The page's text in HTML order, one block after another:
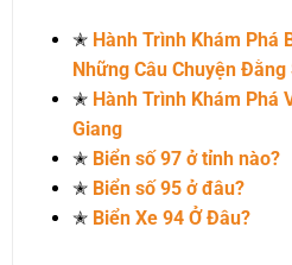
✭ Hành Trình Khám Phá
Những Câu Chuyện Đằng
✭ Hành Trình Khám Phá
Giang
✭ Biển số 97 ở tỉnh nào?
✭ Biển số 95 ở đâu?
✭ Biển Xe 94 Ở Đâu?